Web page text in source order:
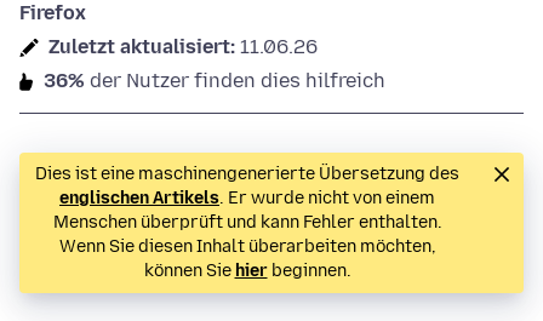
Firefox
Zuletzt aktualisiert: 11.06.26
36% der Nutzer finden dies hilfreich
Dies ist eine maschinengenerierte Übersetzung des
englischen Artikels. Er wurde nicht von einem
Menschen überprüft und kann Fehler enthalten.
Wenn Sie diesen Inhalt überarbeiten möchten,
können Sie hierbeginnen.